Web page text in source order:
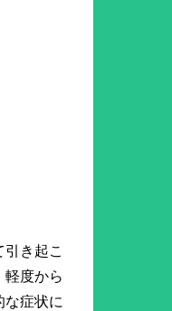
き起こ
軽度から
な症状に